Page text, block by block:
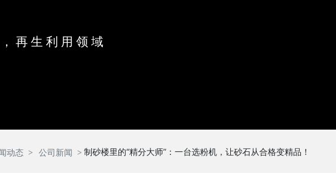
再生利用领域
动态 公司新闻 制砂楼里的“精分大师”：一台选粉机，让砂石从合格变精品！